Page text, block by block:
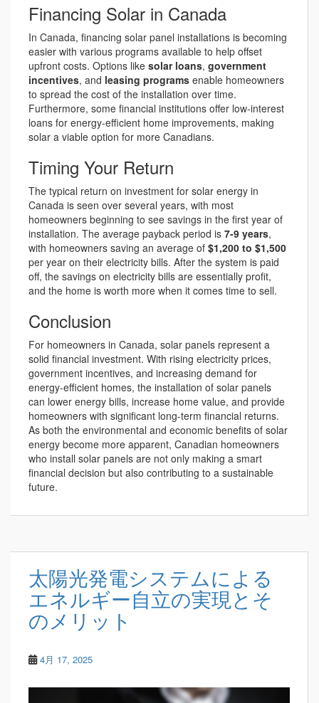
Financing Solar in Canada
In Canada, financing solar panel installations is becoming
easier with various programs available to help offset
upfront costs. Options like solar loans, government
incentives, and leasing programs enable homeowners
to spread the cost of the installation over time.
Furthermore, some financial institutions offer low-interest
loans for energy-efficient home improvements, making
solar a viable option for more Canadians.
Timing Your Return
The typical return on investment for solar energy in
Canada is seen over several years, with most
homeowners beginning to see savings in the first year of
installation. The average payback period is 7-9 years,
with homeowners saving an average of $1,200 to $1,500
per year on their electricity bills. After the system is paid
off, the savings on electricity bills are essentially profit,
and the home is worth more when it comes time to sell.
Conclusion
For homeowners in Canada, solar panels represent a
solid financial investment. With rising electricity prices,
government incentives, and increasing demand for
energy-efficient homes, the installation of solar panels
can lower energy bills, increase home value, and provide
homeowners with significant long-term financial returns.
As both the environmental and economic benefits of solar
energy become more apparent, Canadian homeowners
who install solar panels are not only making a smart
financial decision but also contributing to a sustainable
future.
太陽光発電システムによる
エネルギー自立の実現とそ
のメリット
4月 17, 2025